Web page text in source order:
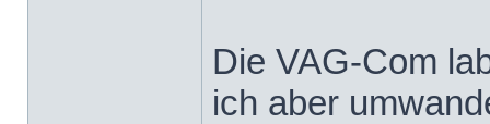
Die VAG-Com
ich aber